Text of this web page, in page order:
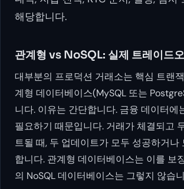
해당합니다.
관계형 vs NoSQL: 실제 트레이드
대부분의 프로덕션 거래소는 핵심 트랜
계형 데이터베이스(MySQL 또는
니다. 이유는 간단합니다. 금융 데이터에
필요하기 때문입니다. 거래가 체결되고
트될 때, 두 업데이트가 모두 성공하거나
합니다. 관계형 데이터베이스는 이를 보
의 NoSQL 데이터베이스는 그렇지 않습